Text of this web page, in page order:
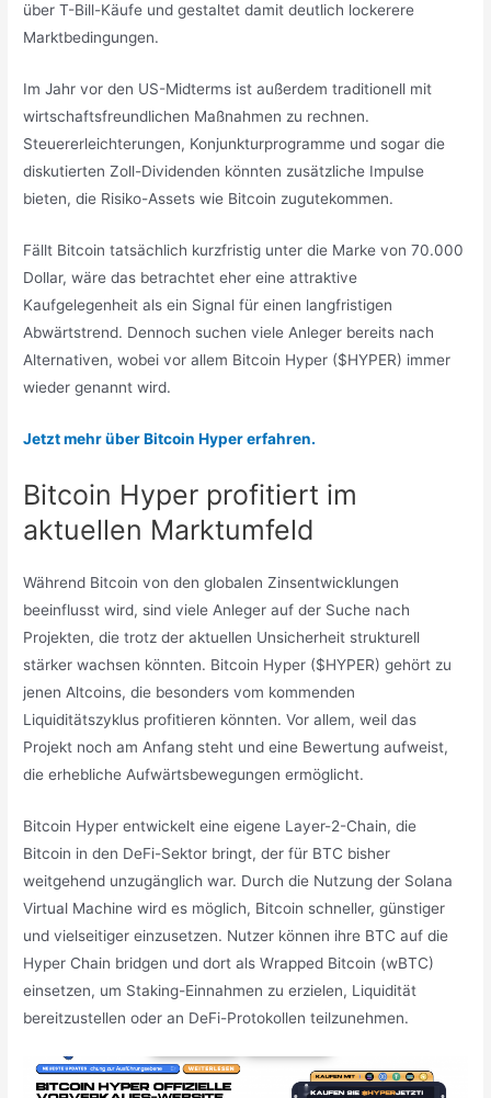
über T-Bill-Käufe und gestaltet damit deutlich lockerere
Marktbedingungen.
Im Jahr vor den US-Midterms ist außerdem traditionell mit
wirtschaftsfreundlichen Maßnahmen zu rechnen.
Steuererleichterungen, Konjunkturprogramme und sogar die
diskutierten Zoll-Dividenden könnten zusätzliche Impulse
bieten, die Risiko-Assets wie Bitcoin zugutekommen.
Fällt Bitcoin tatsächlich kurzfristig unter die Marke von 70.000
Dollar, wäre das betrachtet eher eine attraktive
Kaufgelegenheit als ein Signal für einen langfristigen
Abwärtstrend. Dennoch suchen viele Anleger bereits nach
Alternativen, wobei vor allem Bitcoin Hyper ($HYPER) immer
wieder genannt wird.
Jetzt mehr über Bitcoin Hyper erfahren.
Bitcoin Hyper profitiert im
aktuellen Marktumfeld
Während Bitcoin von den globalen Zinsentwicklungen
beeinflusst wird, sind viele Anleger auf der Suche nach
Projekten, die trotz der aktuellen Unsicherheit strukturell
stärker wachsen könnten. Bitcoin Hyper ($HYPER) gehört zu
jenen Altcoins, die besonders vom kommenden
Liquiditätszyklus profitieren könnten. Vor allem, weil das
Projekt noch am Anfang steht und eine Bewertung aufweist,
die erhebliche Aufwärtsbewegungen ermöglicht.
Bitcoin Hyper entwickelt eine eigene Layer-2-Chain, die
Bitcoin in den DeFi-Sektor bringt, der für BTC bisher
weitgehend unzugänglich war. Durch die Nutzung der Solana
Virtual Machine wird es möglich, Bitcoin schneller, günstiger
und vielseitiger einzusetzen. Nutzer können ihre BTC auf die
Hyper Chain bridgen und dort als Wrapped Bitcoin (wBTC)
einsetzen, um Staking-Einnahmen zu erzielen, Liquidität
bereitzustellen oder an DeFi-Protokollen teilzunehmen.